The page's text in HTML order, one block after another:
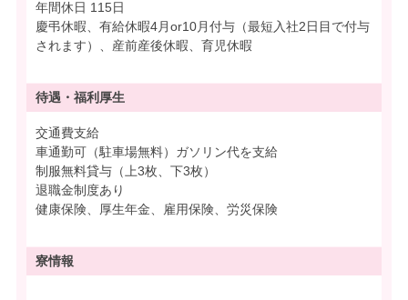
年間休日 115日
慶弔休暇、有給休暇4月or10月付与（最短入社2日目で付与
されます）、産前産後休暇、育児休暇
待遇・ 福利厚生
交通費支給
車通勤可（駐車場無料）ガソリン代を支給
制服無料貸与（上3枚、下3枚）
退職金制度あり
健康保険、厚生年金、雇用保険、労災保険
寮情報